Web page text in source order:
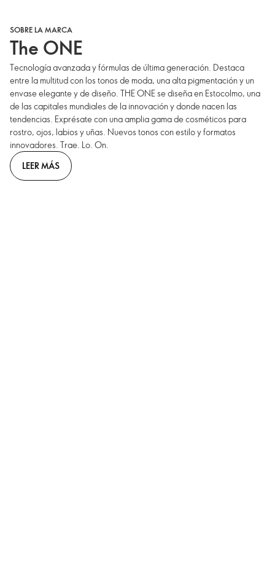
SOBRE LA MARCA
The ONE
Tecnología avanzada y fórmulas de última generación. Destaca
entre la multitud con los tonos de moda, una alta pigmentación y un
envase elegante y de diseño. THE ONE se diseña en Estocolmo, una
de las capitales mundiales de la innovación y donde nacen las
tendencias. Exprésate con una amplia gama de cosméticos para
rostro, ojos, labios y uñas. Nuevos tonos con estilo y formatos
innovadores. Trae. Lo. On.
LEER MÁS